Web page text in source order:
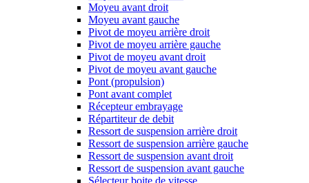
Moyeu avant droit
Moyeu avant gauche
Pivot de moyeu arrière droit
Pivot de moyeu arrière gauche
Pivot de moyeu avant droit
Pivot de moyeu avant gauche
Pont (propulsion)
Pont avant complet
Récepteur embrayage
Répartiteur de debit
Ressort de suspension arrière droit
Ressort de suspension arrière gauche
Ressort de suspension avant droit
Ressort de suspension avant gauche
Sélecteur boite de vitesse